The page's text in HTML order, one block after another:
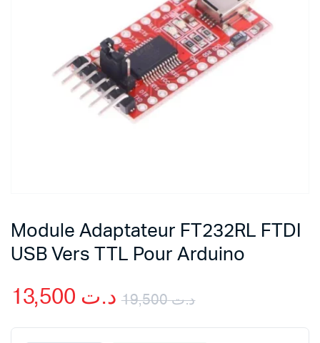
Module Adaptateur FT232RL FTDI
USB Vers TTL Pour Arduino
د.ت19,500
Original
د.ت
Current